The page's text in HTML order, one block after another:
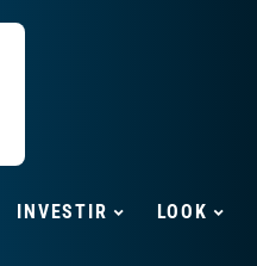
INVESTIR LOOK